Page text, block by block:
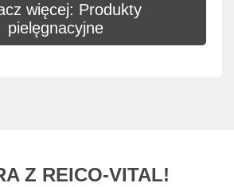
więcej: Produkty
pielęgnacyjne
Z REICO-VITAL!